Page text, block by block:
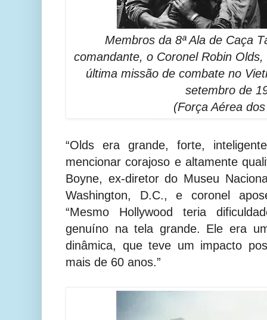
Membros da 8ª Ala de Caça
comandante, o Coronel Robin
última missão de combate no
setembro de
(Força Aérea
“Olds era grande, forte,
mencionar corajoso e altamente
Boyne, ex-diretor do Museu
Washington, D.C., e coronel
“Mesmo Hollywood teria
genuíno na tela grande. Ele era
dinâmica, que teve um impacto
mais de 60 anos.”